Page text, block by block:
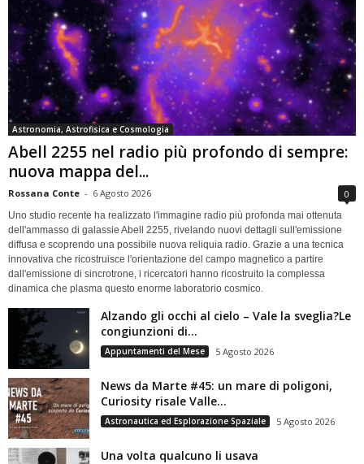
Astronomia, Astrofisica e Cosmologia
Abell 2255 nel radio più profondo di sempre:
nuova mappa del...
Rossana Conte - 6 Agosto 2026 0
Uno studio recente ha realizzato l'immagine radio più profonda mai ottenuta
dell'ammasso di galassie Abell 2255, rivelando nuovi dettagli sull'emissione
diffusa e scoprendo una possibile nuova reliquia radio. Grazie a una tecnica
innovativa che ricostruisce l'orientazione del campo magnetico a partire
dall'emissione di sincrotrone, i ricercatori hanno ricostruito la complessa
dinamica che plasma questo enorme laboratorio cosmico.
Alzando gli occhi al cielo – Vale la sveglia?Le
congiunzioni di...
Appuntamenti del Mese 5 Agosto 2026
News da Marte #45: un mare di poligoni,
Curiosity risale Valle...
Astronautica ed Esplorazione Spaziale 5 Agosto 2026
Una volta qualcuno li usava